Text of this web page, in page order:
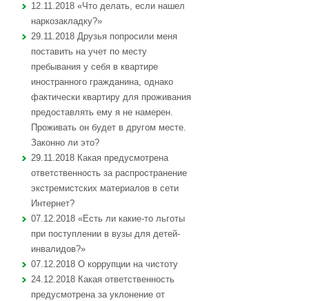
12.11.2018 «Что делать, если нашел
наркозакладку?»
29.11.2018 Друзья попросили меня
поставить на учет по месту
пребывания у себя в квартире
иностранного гражданина, однако
фактически квартиру для проживания
предоставлять ему я не намерен.
Проживать он будет в другом месте.
Законно ли это?
29.11.2018 Какая предусмотрена
ответственность за распространение
экстремистских материалов в сети
Интернет?
07.12.2018 «Есть ли какие-то льготы
при поступлении в вузы для детей-
инвалидов?»
07.12.2018 О коррупции на чистоту
24.12.2018 Какая ответственность
предусмотрена за уклонение от